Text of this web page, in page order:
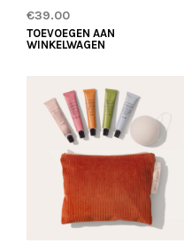
€39.00
TOEVOEGEN AAN
WINKELWAGEN